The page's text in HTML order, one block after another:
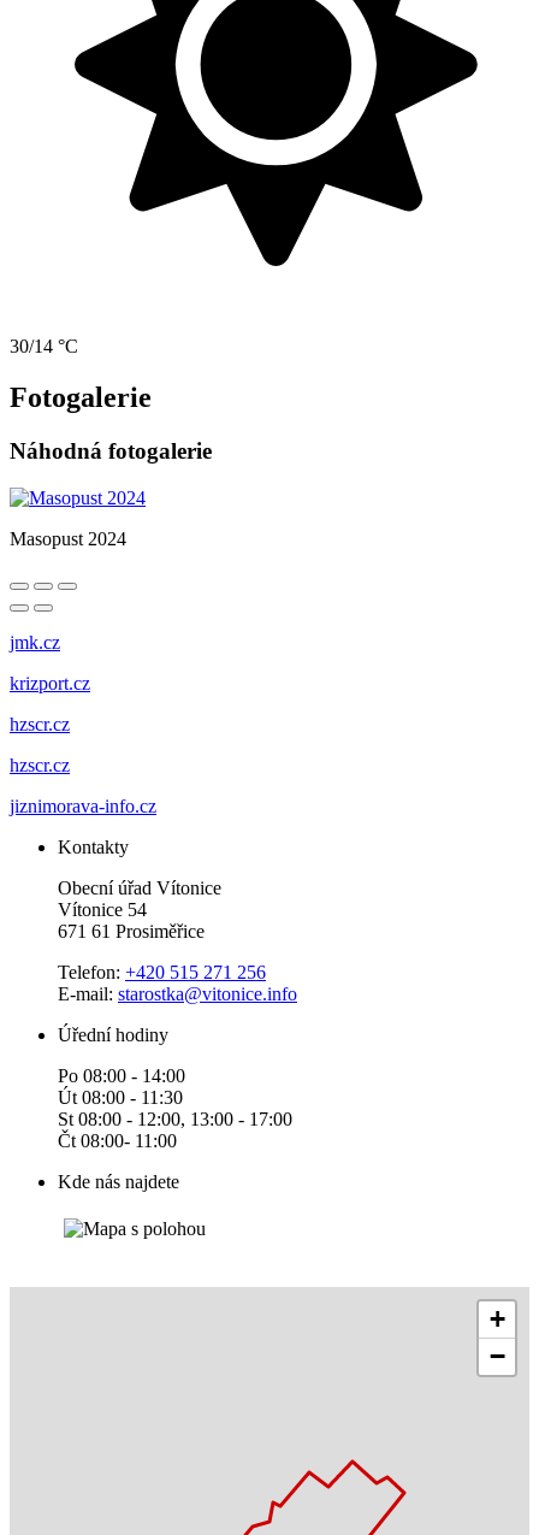
30/14 °C
Fotogalerie
Náhodná fotogalerie
Masopust 2024
jmk.cz
krizport.cz
hzscr.cz
hzscr.cz
jiznimorava-info.cz
Kontakty
Obecní úřad Vítonice
Vítonice 54
671 61 Prosiměřice
Telefon: +420 515 271 256
E-mail: starostka@vitonice.info
Úřední hodiny
Po 08:00 - 14:00
Út 08:00 - 11:30
St 08:00 - 12:00, 13:00 - 17:00
Čt 08:00- 11:00
Kde nás najdete
+
−